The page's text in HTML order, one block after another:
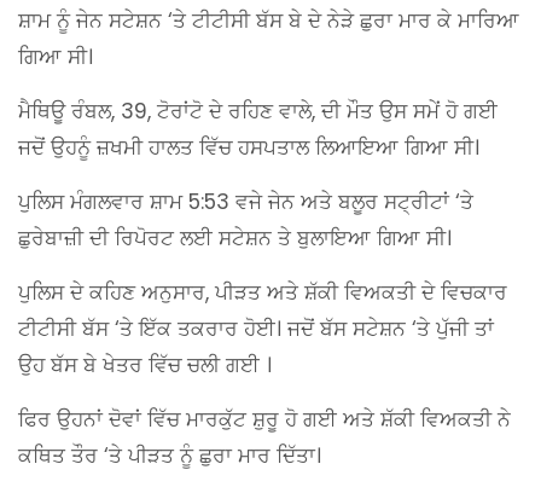
ਸ਼ਾਮ ਨੂੰ ਜੇਨ ਸਟੇਸ਼ਨ ‘ਤੇ ਟੀਟੀਸੀ ਬੱਸ ਬੇ ਦੇ ਨੇੜੇ ਛੁਰਾ ਮਾਰ ਕੇ ਮਾਰਿਆ
ਗਿਆ ਸੀ।
ਮੈਥਿਊ ਰੰਬਲ, 39, ਟੋਰਾਂਟੋ ਦੇ ਰਹਿਣ ਵਾਲੇ, ਦੀ ਮੌਤ ਉਸ ਸਮੇਂ ਹੋ ਗਈ
ਜਦੋਂ ਉਹਨੂੰ ਜ਼ਖਮੀ ਹਾਲਤ ਵਿੱਚ ਹਸਪਤਾਲ ਲਿਆਇਆ ਗਿਆ ਸੀ।
ਪੁਲਿਸ ਮੰਗਲਵਾਰ ਸ਼ਾਮ 5:53 ਵਜੇ ਜੇਨ ਅਤੇ ਬਲੂਰ ਸਟ੍ਰੀਟਾਂ ‘ਤੇ
ਛੁਰੇਬਾਜ਼ੀ ਦੀ ਰਿਪੋਰਟ ਲਈ ਸਟੇਸ਼ਨ ਤੇ ਬੁਲਾਇਆ ਗਿਆ ਸੀ।
ਪੁਲਿਸ ਦੇ ਕਹਿਣ ਅਨੁਸਾਰ, ਪੀੜਤ ਅਤੇ ਸ਼ੱਕੀ ਵਿਅਕਤੀ ਦੇ ਵਿਚਕਾਰ
ਟੀਟੀਸੀ ਬੱਸ ‘ਤੇ ਇੱਕ ਤਕਰਾਰ ਹੋਈ। ਜਦੋਂ ਬੱਸ ਸਟੇਸ਼ਨ ‘ਤੇ ਪੁੱਜੀ ਤਾਂ
ਉਹ ਬੱਸ ਬੇ ਖੇਤਰ ਵਿੱਚ ਚਲੀ ਗਈ ।
ਫਿਰ ਉਹਨਾਂ ਦੋਵਾਂ ਵਿੱਚ ਮਾਰਕੁੱਟ ਸ਼ੁਰੂ ਹੋ ਗਈ ਅਤੇ ਸ਼ੱਕੀ ਵਿਅਕਤੀ ਨੇ
ਕਥਿਤ ਤੌਰ ‘ਤੇ ਪੀੜਤ ਨੂੰ ਛੁਰਾ ਮਾਰ ਦਿੱਤਾ।